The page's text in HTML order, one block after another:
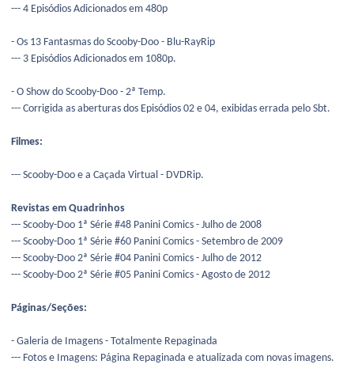
--- 4 Episódios Adicionados em 480p
- Os 13 Fantasmas do Scooby-Doo - Blu-RayRip
--- 3 Episódios Adicionados em 1080p.
- O Show do Scooby-Doo - 2ª Temp.
--- Corrigida as aberturas dos Episódios 02 e 04, exibidas errada pelo Sbt.
Filmes:
--- Scooby-Doo e a Caçada Virtual - DVDRip.
Revistas em Quadrinhos
--- Scooby-Doo 1ª Série #48 Panini Comics - Julho de 2008
--- Scooby-Doo 1ª Série #60 Panini Comics - Setembro de 2009
--- Scooby-Doo 2ª Série #04 Panini Comics - Julho de 2012
--- Scooby-Doo 2ª Série #05 Panini Comics - Agosto de 2012
Páginas/Seções:
- Galeria de Imagens - Totalmente Repaginada
--- Fotos e Imagens: Página Repaginada e atualizada com novas imagens.